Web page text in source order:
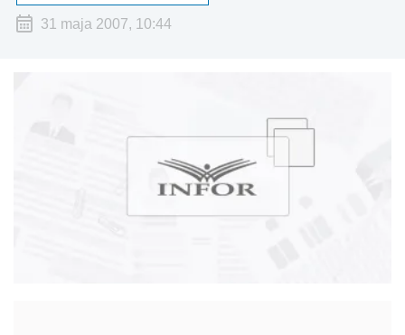
31 maja 2007, 10:44